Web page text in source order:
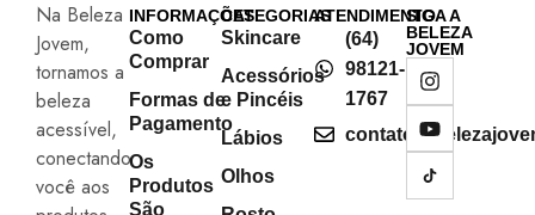
Na Beleza
Jovem,
tornamos a
beleza
acessível,
conectando
você aos
INFORMAÇÕES
Como
Comprar
Formas de
Pagamento
Os
Produtos
São
CATEGORIAS
Skincare
Acessórios
e Pincéis
Lábios
Olhos
ATENDIMENTO
(64)
98121-
1767
SIGA A
BELEZA
JOVEM